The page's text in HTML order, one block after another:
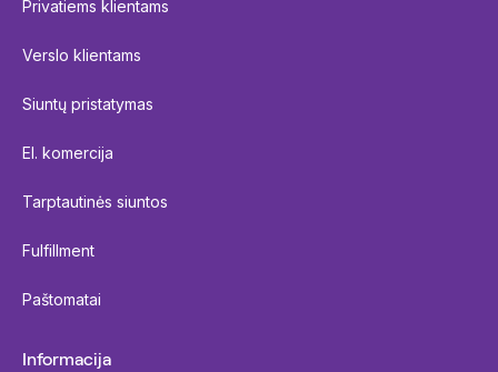
Privatiems klientams
Verslo klientams
Siuntų pristatymas
El. komercija
Tarptautinės siuntos
Fulfillment
Paštomatai
Informacija